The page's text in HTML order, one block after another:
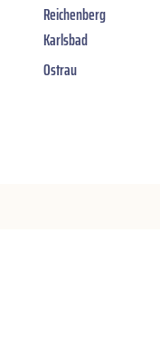
Reichenberg
Karlsbad
Ostrau